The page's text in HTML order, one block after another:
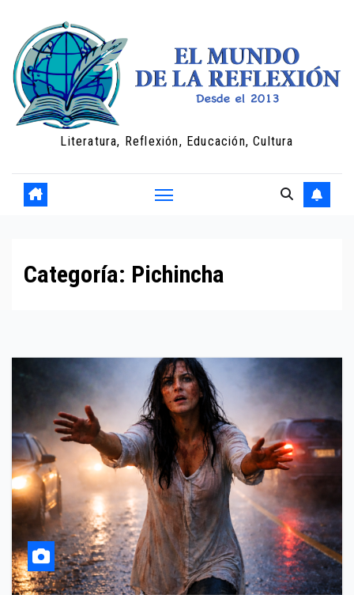
contenido
Literatura, Reflexión, Educación, Cultura
Categoría: Pichincha